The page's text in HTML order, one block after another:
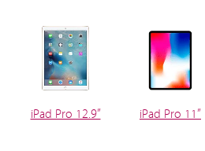
iPad Pro 12.9” iPad Pro 11”